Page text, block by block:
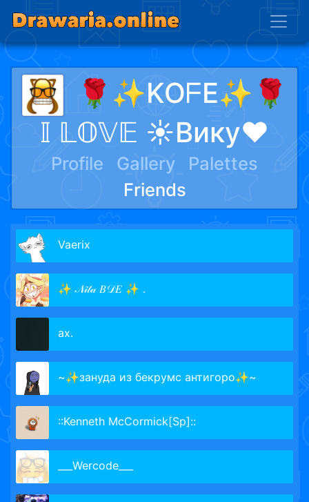
🌹✨KOᖴE✨🌹
𝕀 𝕃𝕆𝕍𝔼 ☀︎Вику♥︎
Profile Gallery
Palettes
Friends
Vaerix
✨ 𝒩𝒾𝓉𝒶 𝐵𝒟𝐸 ✨ .
ax.
~✨зануда из бекрумс антигоро✨~
::Kenneth McCormick[Sp]::
___Wercode___